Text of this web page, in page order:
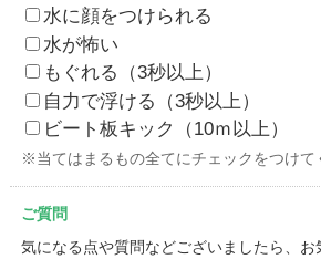
水に顔をつけられる
水が怖い
もぐれる（3秒以上）
自力で浮ける（3秒以上）
ビート板キック（10ｍ以上）
※当てはまるもの全てにチェックをつけて
ご質問
気になる点や質問などございましたら、お